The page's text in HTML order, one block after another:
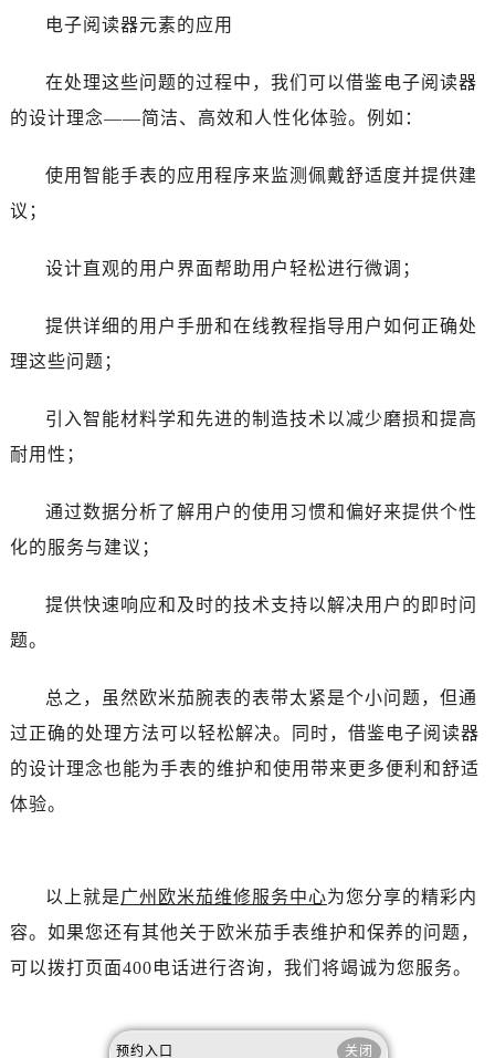
电子阅读器元素的应用
在处理这些问题的过程中，我们可以借鉴电子阅读器
的设计理念——简洁、高效和人性化体验。例如：
使用智能手表的应用程序来监测佩戴舒适度并提供建
议；
设计直观的用户界面帮助用户轻松进行微调；
提供详细的用户手册和在线教程指导用户如何正确处
理这些问题；
引入智能材料学和先进的制造技术以减少磨损和提高
耐用性；
通过数据分析了解用户的使用习惯和偏好来提供个性
化的服务与建议；
提供快速响应和及时的技术支持以解决用户的即时问
题。
总之，虽然欧米茄腕表的表带太紧是个小问题，但通
过正确的处理方法可以轻松解决。同时，借鉴电子阅读器
的设计理念也能为手表的维护和使用带来更多便利和舒适
体验。
以上就是广州欧米茄维修服务中心为您分享的精彩内
容。如果您还有其他关于欧米茄手表维护和保养的问题，
可以拨打页面400电话进行咨询，我们将竭诚为您服务。
预约入口 关闭